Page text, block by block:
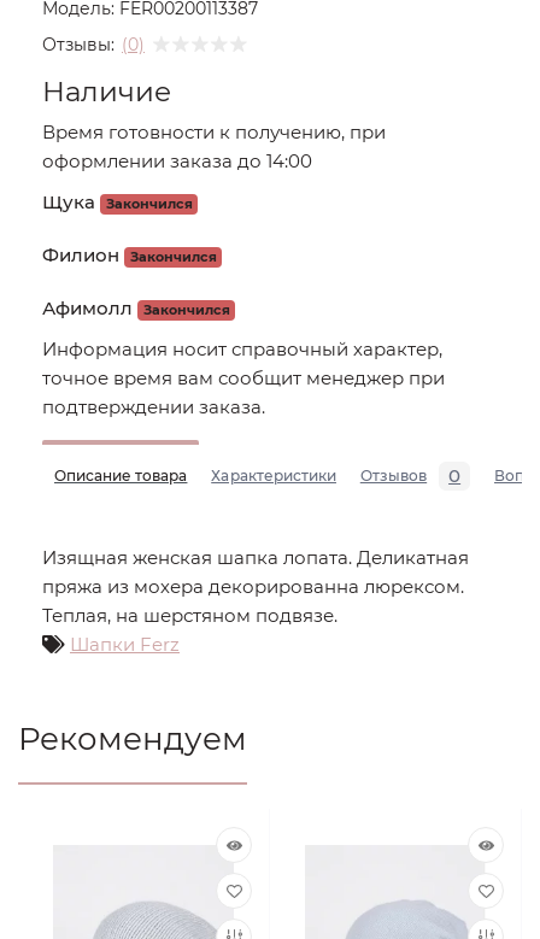
Модель: FER00200113387
Отзывы: (0)
Наличие
Время готовности к получению, при
оформлении заказа до 14:00
Щука
Закончился
Филион Закончился
Афимолл Закончился
Информация носит справочный характер,
точное время вам сообщит менеджер при
подтверждении заказа.
Описание товара Характеристики Отзывов 0
Изящная женская шапка лопата. Деликатная
пряжа из мохера декорированна люрексом.
Теплая, на шерстяном подвязе.
Шапки Ferz
Рекомендуем